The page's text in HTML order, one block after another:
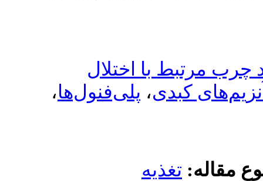
اختلال
،پلی‌فنول‌ها،